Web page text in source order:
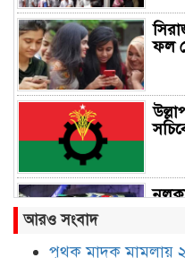
ফল
আরও সংবাদ
পৃথক মাদক মামলায়